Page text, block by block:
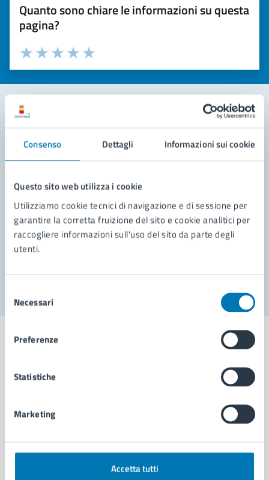
Consenso Dettagli Informazioni sui cookie
Questo sito web utilizza i cookie
Utilizziamo cookie tecnici di navigazione e di sessione per
garantire la corretta fruizione del sito e cookie analitici per
raccogliere informazioni sull'uso del sito da parte degli
utenti.
delNecessari
Preferenze
Statistiche
Marketing
Accetta tutti
Quanto sono chiare le informazioni su questa
pagina?
Valuta la chiarezza delle informazioni (da 1 a 5 stelle)
Seleziona il numero di stelle per valutare la chiarezza delle
Valuta 5 stelle su 5
Valuta 4 stelle su 5
Valuta 3 stelle su 5
Valuta 2 stelle su 5
Valuta 1 stelle su 5
Leggi le domande frequenti
Richiedi assistenza
Prenota appuntamento
Problemi in città
Comune di Napoli
AMMINISTRAZIONE
Organi di governo